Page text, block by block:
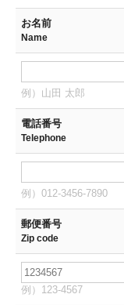
お名前
Name
例）山田 太郎
電話番号
Telephone
例）012-3456-7890
郵便番号
Zip code
例）123-4567